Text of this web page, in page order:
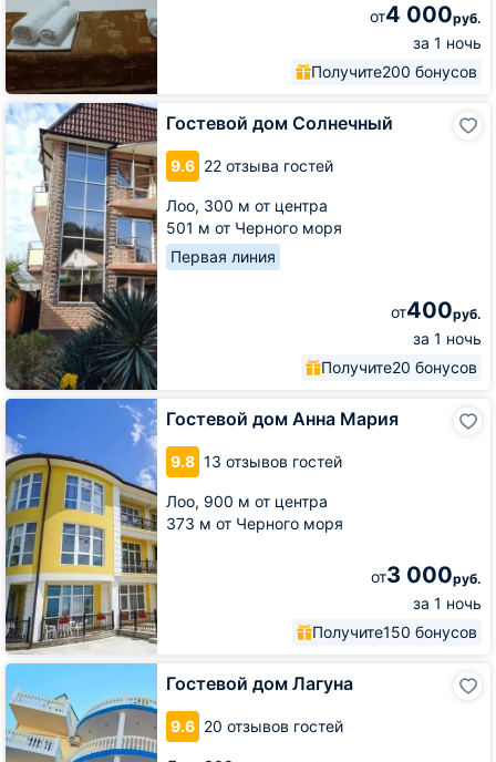
от4 000руб.
за 1 ночь
Получите200 бонусов
Гостевой дом Солнечный
9.6 22 отзыва гостей
Лоо, 300 м от центра
501 м от Черного моря
Первая линия
от400руб.
за 1 ночь
Получите20 бонусов
Гостевой
дом
Солнечный
Гостевой дом Анна Мария
9.8 13 отзывов гостей
Лоо, 900 м от центра
373 м от Черного моря
от3 000руб.
за 1 ночь
Получите150 бонусов
Гостевой
Анна
Мария
Гостевой дом Лагуна
9.6 20 отзывов гостей
Гостевой
дом
Лагуна